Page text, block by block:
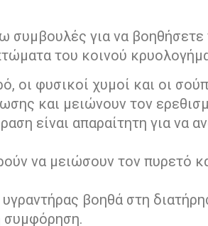
συμβουλές για να βοηθήσετε
του κοινού
οι φυσικοί χυμοί και οι
και μειώνουν τον
είναι απαραίτητη για να
να μειώσουν τον πυρετό
βοηθά στη
συμφόρηση.